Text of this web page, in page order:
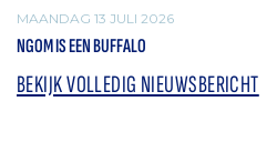
MAANDAG 13 JULI 2026
NGOM IS EEN BUFFALO
BEKIJK VOLLEDIG NIEUWSBERICHT